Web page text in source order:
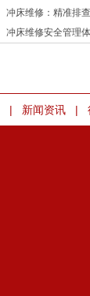
冲床维修：精准排
冲床维修安全管理
| 新闻资讯 |